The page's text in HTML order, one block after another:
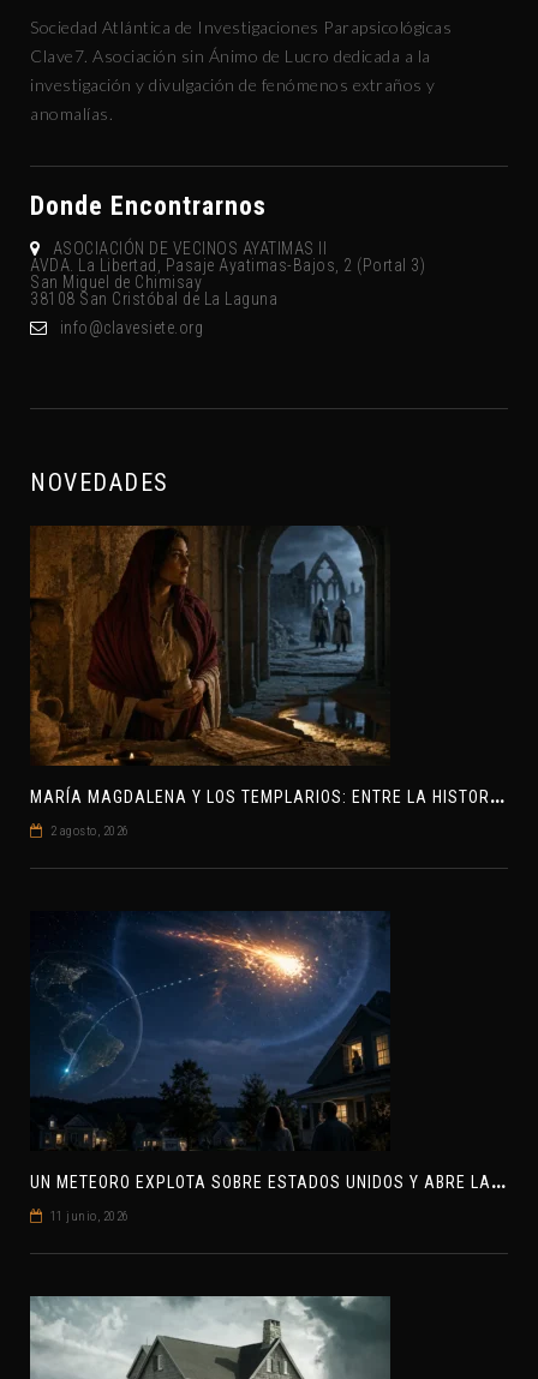
Sociedad Atlántica de Investigaciones Parapsicológicas
Clave7. Asociación sin Ánimo de Lucro dedicada a la
investigación y divulgación de fenómenos extraños y
anomalías.
Donde Encontrarnos
ASOCIACIÓN DE VECINOS AYATIMAS II
AVDA. La Libertad, Pasaje Ayatimas-Bajos, 2 (Portal 3)
San Miguel de Chimisay
38108 San Cristóbal de La Laguna
gro.eteisevalc@ofni
NOVEDADES
M
ARÍA MAGDALENA Y LOS TEMPLARIOS: ENTRE LA HISTORIA Y EL MISTERIO
2 agosto, 2026
U
N METEORO EXPLOTA SOBRE ESTADOS UNIDOS Y ABRE LA PISTA DE POLAR-IM, UN POSIBLE VISITANTE INTERESTELAR
11 junio, 2026